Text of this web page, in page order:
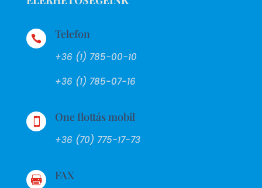
 Telefon
+36 (1) 785-00-10
+36 (1) 785-07-16
 One flottás mobil
+36 (70) 775-17-73
 FAX